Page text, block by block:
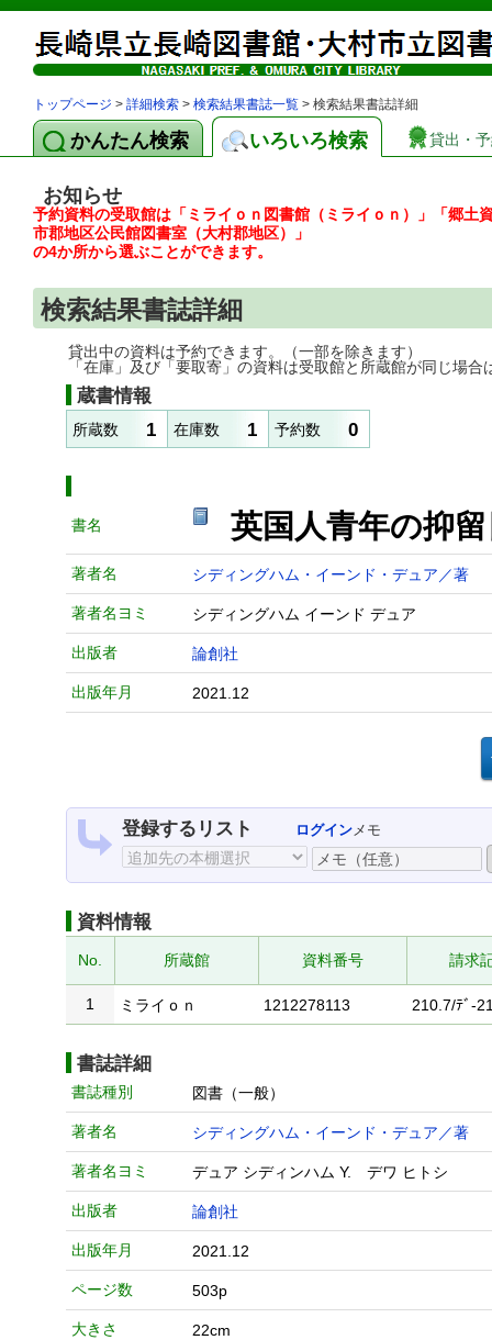
トップページ > 詳細検索 > 検索結果書誌一覧 > 検索結果書誌詳細
かんたん検索 いろいろ検索 貸出・
お知らせ
予約資料の受取館は「ミライｏｎ図書館（ミライｏｎ）」「郷
市郡地区公民館図書室（大村郡地区）」
の4か所から選ぶことができます。
検索結果書誌詳細
貸出中の資料は予約できます。（一部を除きます）
「在庫」及び「要取寄」の資料は受取館と所蔵館が同じ場合
蔵書情報
所蔵数 1 在庫数 1 予約数 0
書名 英国人青年の抑
著者名 シディングハム・イーンド・デュア／著
著者名ヨミ シディングハム イーンド デュア
出版者 論創社
出版年月 2021.12
登録するリスト ログインメモ
資料情報
No. 所蔵館 資料番号 請求
1 ミライｏｎ 1212278113 210.7/ﾃﾞ-
書誌詳細
書誌種別 図書（一般）
著者名 シディングハム・イーンド・デュア／著
著者名ヨミ デュア シディンハム Y. デワ ヒトシ
出版者 論創社
出版年月 2021.12
ページ数 503p
大きさ 22cm